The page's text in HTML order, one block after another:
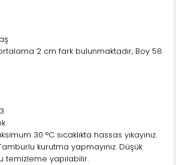
2 cm fark bulunmaktadır, Boy 58
30 °C sıcaklıkta hassas yıkayınız.
kurutma yapmayınız. Düşük
temizleme yapılabilir.